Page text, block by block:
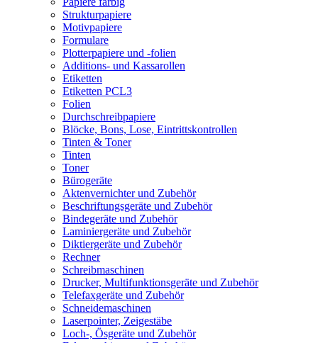
Strukturpapiere
Motivpapiere
Formulare
Plotterpapiere und -folien
Additions- und Kassarollen
Etiketten
Etiketten PCL3
Folien
Durchschreibpapiere
Blöcke, Bons, Lose, Eintrittskontrollen
Tinten & Toner
Tinten
Toner
Bürogeräte
Aktenvernichter und Zubehör
Beschriftungsgeräte und Zubehör
Bindegeräte und Zubehör
Laminiergeräte und Zubehör
Diktiergeräte und Zubehör
Rechner
Schreibmaschinen
Drucker, Multifunktionsgeräte und Zubehör
Telefaxgeräte und Zubehör
Schneidemaschinen
Laserpointer, Zeigestäbe
Loch-, Ösgeräte und Zubehör